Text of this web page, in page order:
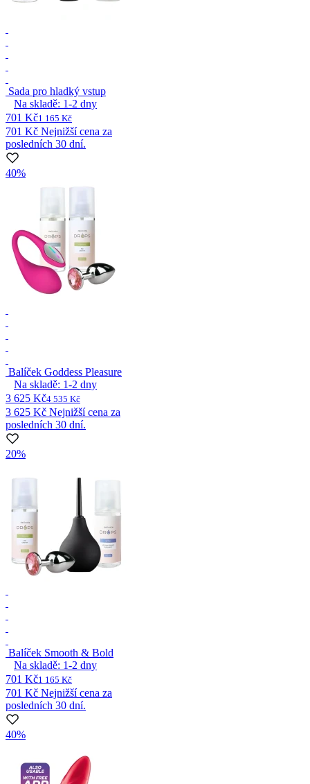
Sada pro hladký vstup
Na skladě: 1-2 dny
701 Kč1 165 Kč
701 Kč Nejnižší cena za
posledních 30 dní.
40%
Balíček Goddess Pleasure
Na skladě: 1-2 dny
3 625 Kč4 535 Kč
3 625 Kč Nejnižší cena za
posledních 30 dní.
20%
Balíček Smooth & Bold
Na skladě: 1-2 dny
701 Kč1 165 Kč
701 Kč Nejnižší cena za
posledních 30 dní.
40%